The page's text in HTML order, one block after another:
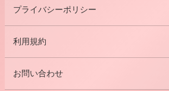
プライバシーポリシー
利用規約
お問い合わせ